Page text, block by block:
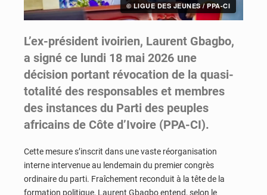
© LIGUE DES JEUNES / PPA-CI
L’ex-président ivoirien, Laurent Gbagbo,
a signé ce lundi 18 mai 2026 une
décision portant révocation de la quasi-
totalité des responsables et membres
des instances du Parti des peuples
africains de Côte d’Ivoire (PPA-CI).
Cette mesure s’inscrit dans une vaste réorganisation
interne intervenue au lendemain du premier congrès
ordinaire du parti. Fraîchement reconduit à la tête de la
formation politique, Laurent Gbagbo entend, selon le